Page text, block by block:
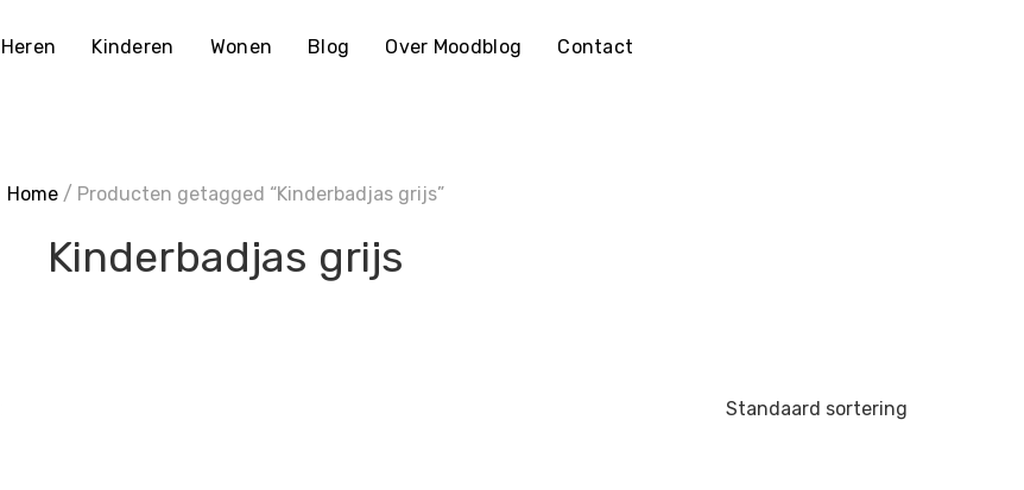
Heren Kinderen Wonen Blog Over Moodblog Contact
Home / Producten getagged “Kinderbadjas grijs”
Kinderbadjas grijs